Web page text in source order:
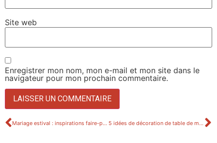
Site web
Enregistrer mon nom, mon e-mail et mon site dans le
navigateur pour mon prochain commentaire.
Mariage estival : inspirations faire-part, couleurs et thème 5 idées de décoration de table de mariage